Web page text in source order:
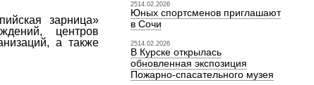
зарница»
центров
а также
2514.02.2026
Юных спортсменов приглашают
в Сочи
2514.02.2026
В Курске открылась
обновленная экспозиция
Пожарно-спасательного музея